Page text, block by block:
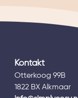
Kontakt
Otterkoog 99B
1822 BX Alkmaar